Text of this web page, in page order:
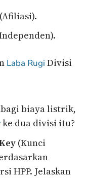
Laba Rugi Divisi
biaya listrik,
ke dua divisi itu?
(Kunci
HPP. Jelaskan